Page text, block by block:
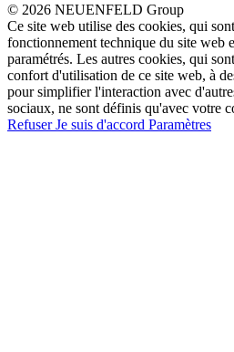
© 2026 NEUENFELD Group
Ce site web utilise des cookies, qui
fonctionnement technique du site web
paramétrés. Les autres cookies, qui
confort d'utilisation de ce site web, à
pour simplifier l'interaction avec
sociaux, ne sont définis qu'avec votre
RefuserJe suis d'accord Paramètres